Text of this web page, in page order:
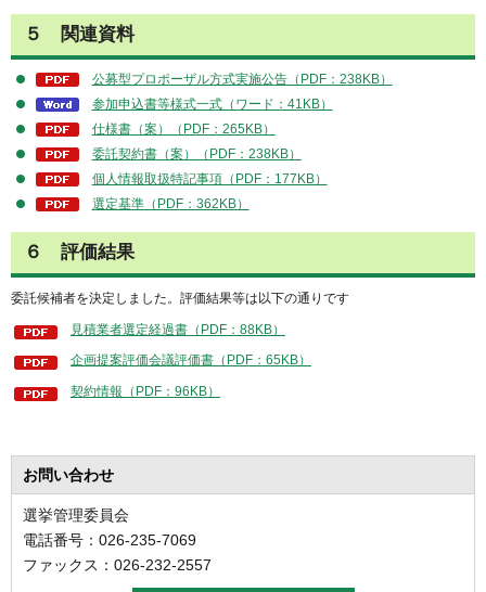
５ 関連資料
公募型プロポーザル方式実施公告（PDF：238KB）
参加申込書等様式一式（ワード：41KB）
仕様書（案）（PDF：265KB）
委託契約書（案）（PDF：238KB）
個人情報取扱特記事項（PDF：177KB）
選定基準（PDF：362KB）
６ 評価結果
委託候補者を決定しました。評価結果等は以下の通りです
見積業者選定経過書（PDF：88KB）
企画提案評価会議評価書（PDF：65KB）
契約情報（PDF：96KB）
お問い合わせ
選挙管理委員会
電話番号：026-235-7069
ファックス：026-232-2557